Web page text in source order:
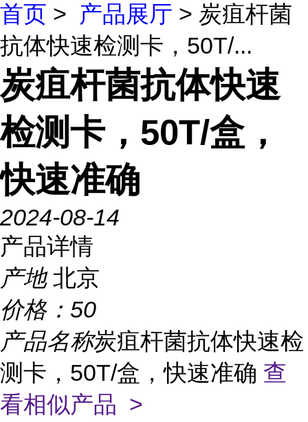
首页 > 产品展厅 > 炭疽杆菌
抗体快速检测卡，50T/...
炭疽杆菌抗体快速
检测卡，50T/盒，
快速准确
2024-08-14
产品详情
产地 北京
价格： 50
产品名称炭疽杆菌抗体快速检
测卡，50T/盒，快速准确 查
看相似产品 >